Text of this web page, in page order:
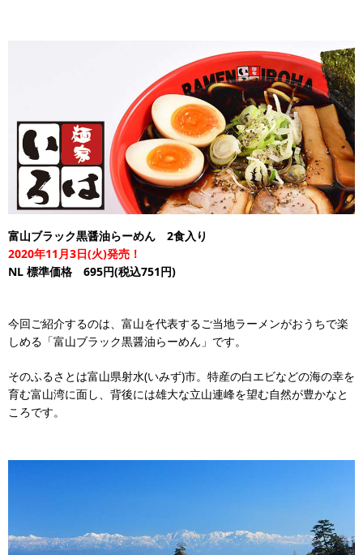
富山ブラック黒醤油らーめん 2食入り
2020年11月3日(火)発売！
NL 標準価格 695円(税込751円)
今回ご紹介するのは、富山を代表するご当地ラーメンがおうちで楽
しめる「富山ブラック黒醤油らーめん」です。
そのふるさとは富山県射水(いみず)市。特産の白エビなどの海の幸を
育む富山湾に面し、背後には雄大な立山連峰を望む自然が豊かなと
ころです。